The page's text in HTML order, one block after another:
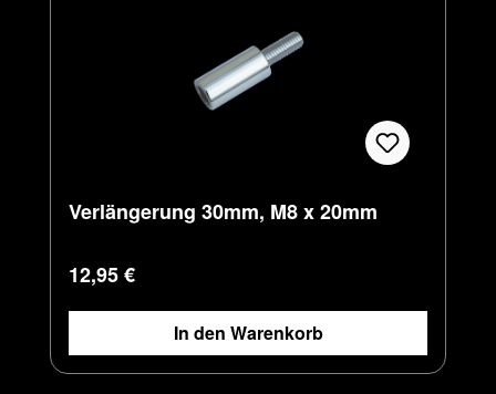
Verlängerung 30mm, M8 x 20mm
Regulärer Preis:
12,95 €
In den Warenkorb